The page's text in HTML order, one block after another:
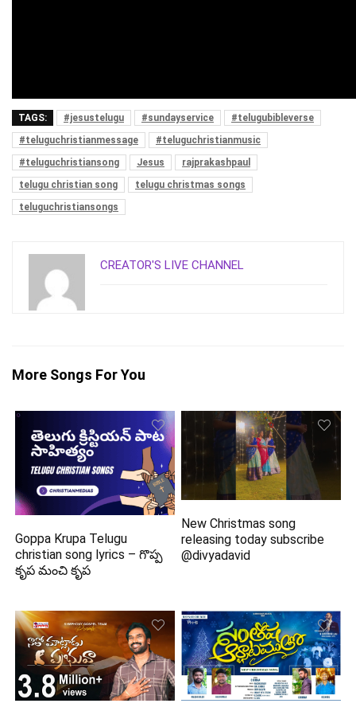
TAGS: #jesustelugu #sundayservice
#telugubibleverse
#teluguchristianmessage
#teluguchristianmusic
#teluguchristiansong
Jesus
rajprakashpaul
telugu christian song
telugu christmas songs
teluguchristiansongs
CREATOR'S LIVE CHANNEL
More Songs For You
Goppa Krupa Telugu
christian song lyrics – గొప్ప
కృప మంచి కృప
New Christmas song
releasing today subscribe
@divyadavid